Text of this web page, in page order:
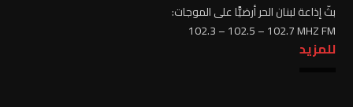
بثّ إذاعة لبنان الحر أرضيًّا على الموجات:
102.3 – 102.5 – 102.7 MHZ FM
للمزيد